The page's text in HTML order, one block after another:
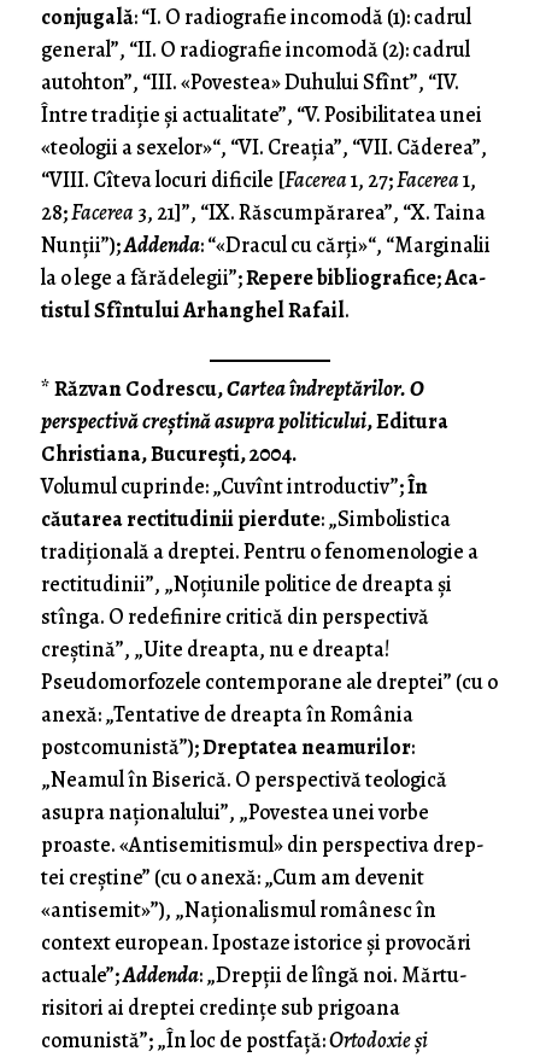
conjugală: “I. O radio­grafie inco­modă (1): ca­drul
ge­ne­ral”, “II. O radiografie incomodă (2): cadrul
autohton”, “III. «Po­vestea» Du­hu­lui Sfînt”, “IV.
Între tradiţie şi actualitate”, “V. Posibilitatea unei
«teologii a sexelor»“, “VI. Cre­a­ţia”, “VII. Căderea”,
“VIII. Cîteva locuri dificile [Fa­cerea1, 27;Facerea1,
28;Fa­cerea3, 21]”, “IX. Răscumpărarea”, “X. Taina
Nunţii”);Addenda: “«Dra­cul cu căr­ţi»“, “Marginalii
la o lege a fărădelegii”;Repere bibliografice;Aca­
tis­tul Sfîntului Arhanghel Rafail.
*Răzvan Codrescu,Cartea îndreptărilor. O
perspectivă creştină asupra politicului, Editura
Christiana, Bucureşti, 2004.
Volumul cuprinde: „Cuvînt introductiv”;În
căutarea rectitudinii pierdute: „Simbolistica
tradiţională a dreptei. Pentru o fenomenologie a
rectitudinii”, „Noţiunile politice de dreapta şi
stîn­ga. O redefinire critică din perspectivă
creştină”, „Uite dreapta, nu e dreapta!
Pseudomorfozele contemporane ale dreptei” (cu o
anexă: „Tentative de dreapta în România
postcomunistă”);Dreptatea neamu­rilor:
„Neamul în Biserică. O perspectivă teologică
asupra naţiona­lului”, „Povestea unei vorbe
proaste. «Antisemitismul» din perspectiva drep­
tei creştine” (cu o anexă: „Cum am devenit
«antisemit»”), „Naţionalismul românesc în
context european. Ipostaze isto­rice şi provocări
actuale”;Addenda: „Drepţii de lîngă noi. Mărtu­
risitori ai dreptei credinţe sub prigoana
comunistă”; „În loc de postfaţă:Ortodoxie şi